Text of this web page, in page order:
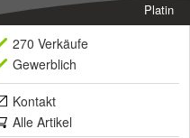
Platin
270 Verkäufe
Gewerblich
Kontakt
Alle Artikel